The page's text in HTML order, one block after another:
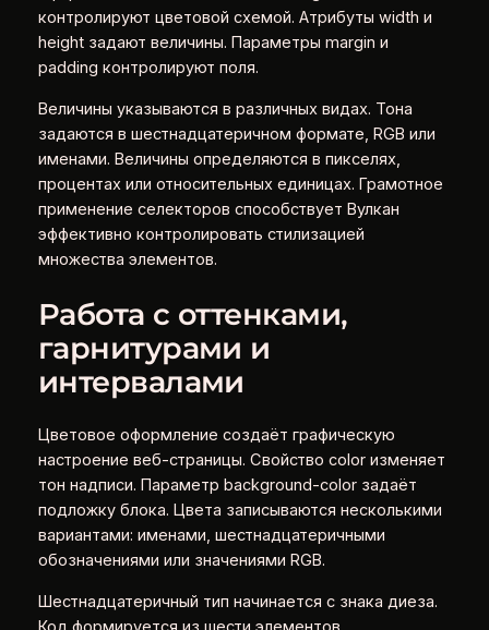
контролируют цветовой схемой. Атрибуты width и
height задают величины. Параметры margin и
padding контролируют поля.
Величины указываются в различных видах. Тона
задаются в шестнадцатеричном формате, RGB или
именами. Величины определяются в пикселях,
процентах или относительных единицах. Грамотное
применение селекторов способствует Вулкан
эффективно контролировать стилизацией
множества элементов.
Работа с оттенками,
гарнитурами и
интервалами
Цветовое оформление создаёт графическую
настроение веб-страницы. Свойство color изменяет
тон надписи. Параметр background-color задаёт
подложку блока. Цвета записываются несколькими
вариантами: именами, шестнадцатеричными
обозначениями или значениями RGB.
Шестнадцатеричный тип начинается с знака диеза.